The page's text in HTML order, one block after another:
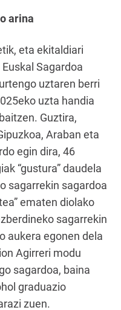
arina
eta ekitaldiari
Sagardoa
uztaren berri
uzta handia
Guztira,
Araban eta
egin dira, 46
“gustura” daudela
sagarrekin sagardoa
ematen diolako
sagarrekin
aukera egonen dela
Agirreri modu
sagardoa, baina
graduazio
zuen.